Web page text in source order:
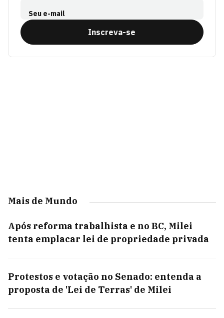
Seu e-mail
Inscreva-se
Mais de Mundo
Após reforma trabalhista e no BC, Milei
tenta emplacar lei de propriedade privada
Protestos e votação no Senado: entenda a
proposta de 'Lei de Terras' de Milei